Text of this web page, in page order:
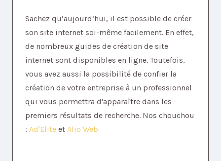
Sachez qu’aujourd’hui, il est possible de créer
son site internet soi-même facilement. En effet,
de nombreux guides de création de site
internet sont disponibles en ligne. Toutefois,
vous avez aussi la possibilité de confier la
création de votre entreprise à un professionnel
qui vous permettra d'apparaître dans les
premiers résultats de recherche. Nos chouchou
: Ad'Elite et Alio Web